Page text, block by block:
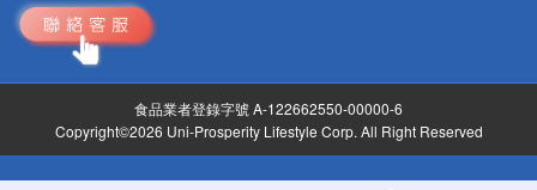
食品業者登錄字號 A-122662550-00000-6
Copyright©2026 Uni-Prosperity Lifestyle Corp. All Right Reserved